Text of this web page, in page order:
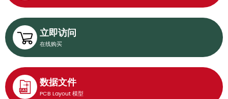
立即访问
在线购买
数据文件
PCB Layout 模型